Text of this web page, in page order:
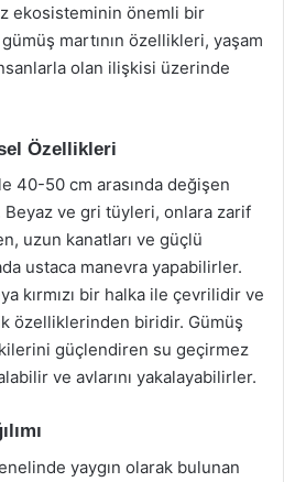
ekosisteminin önemli bir
martının özellikleri, yaşam
olan ilişkisi üzerinde
Özellikleri
40-50 cm arasında değişen
Beyaz ve gri tüyleri, onlara zarif
uzun kanatları ve güçlü
ustaca manevra yapabilirler.
kırmızı bir halka ile çevrilidir ve
özelliklerinden biridir. Gümüş
güçlendiren su geçirmez
ve avlarını yakalayabilirler.
yaygın olarak bulunan